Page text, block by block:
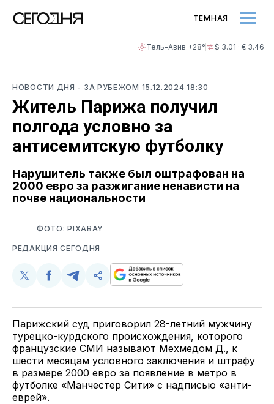
Тель-Авив +28° $ 3.01 · € 3.46
ТЕМНАЯ
НОВОСТИ ДНЯ - ЗА РУБЕЖОМ 15.12.2024 18:30
Житель Парижа получил
полгода условно за
антисемитскую футболку
Нарушитель также был оштрафован на
2000 евро за разжигание ненависти на
почве национальности
ФОТО: PIXABAY
РЕДАКЦИЯ СЕГОДНЯ
Поделиться
Twitter
Поделиться
Facebook
Поделиться
Telegram
Скопируйте
поделитесь
Парижский суд приговорил 28-летний мужчину
турецко-курдского происхождения, которого
французские СМИ называют Мехмедом Д., к
шести месяцам условного заключения и штрафу
в размере 2000 евро за появление в метро в
футболке «Манчестер Сити» с надписью «анти-
еврей».